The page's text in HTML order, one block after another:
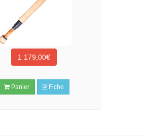
1 179,00€
Panier Fiche